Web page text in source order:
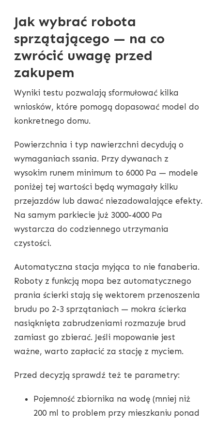
Jak wybrać robota
sprzątającego — na co
zwrócić uwagę przed
zakupem
Wyniki testu pozwalają sformułować kilka
wniosków, które pomogą dopasować model do
konkretnego domu.
Powierzchnia i typ nawierzchni decydują o
wymaganiach ssania. Przy dywanach z
wysokim runem minimum to 6000 Pa — modele
poniżej tej wartości będą wymagały kilku
przejazdów lub dawać niezadowalające efekty.
Na samym parkiecie już 3000-4000 Pa
wystarcza do codziennego utrzymania
czystości.
Automatyczna stacja myjąca to nie fanaberia.
Roboty z funkcją mopa bez automatycznego
prania ścierki stają się wektorem przenoszenia
brudu po 2-3 sprzątaniach — mokra ścierka
nasiąknięta zabrudzeniami rozmazuje brud
zamiast go zbierać. Jeśli mopowanie jest
ważne, warto zapłacić za stację z myciem.
Przed decyzją sprawdź też te parametry:
Pojemność zbiornika na wodę (mniej niż
200 ml to problem przy mieszkaniu ponad